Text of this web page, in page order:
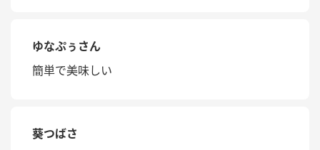
ゆなぷぅさん
簡単で美味しい
葵つばさ